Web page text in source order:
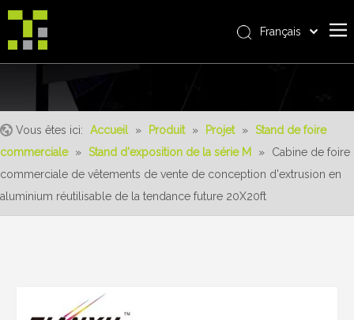
À propos de nous
Produit
Un service
Français
Vous êtes ici: Accueil » Produit » Projet » Stand de foire
commerciale
» Stand d'exposition de la série M »
Cabine de foire
commerciale de vêtements de vente de conception d'extrusion en
aluminium réutilisable de la tendance future 20X20ft